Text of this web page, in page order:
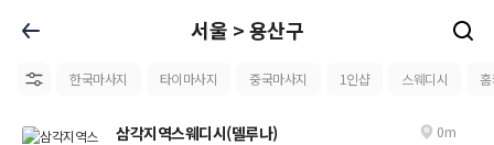
한국마사지 타이마사지 중국마사지 1인샵 스웨디시
서울 > 용산구
삼각지역스웨디시(델루나)
0m